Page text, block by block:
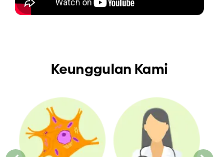
Keunggulan Kami